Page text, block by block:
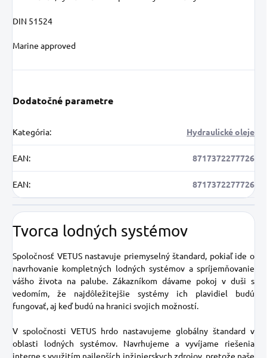
DIN 51524
Marine approved
Dodatočné parametre
Kategória: Hydraulické oleje
EAN: 8717372277726
EAN: 8717372277726
Tvorca lodných systémov
Spoločnosť VETUS nastavuje priemyselný štandard, pokiaľ ide o
navrhovanie kompletných lodných systémov a spríjemňovanie
vášho života na palube. Zákazníkom dávame pokoj v duši s
vedomím, že najdôležitejšie systémy ich plavidiel budú
fungovať, aj keď budú na hranici svojich možností.
V spoločnosti VETUS hrdo nastavujeme globálny štandard v
oblasti lodných systémov. Navrhujeme a vyvíjame riešenia
interne s využitím najlepších inžinierskych zdrojov, pretože naše